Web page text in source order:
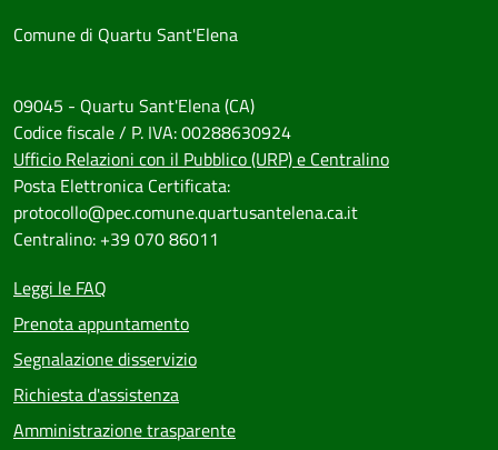
Comune di Quartu Sant'Elena
09045 - Quartu Sant'Elena (CA)
Codice fiscale / P. IVA: 00288630924
Ufficio Relazioni con il Pubblico (URP) e Centralino
Posta Elettronica Certificata:
protocollo@pec.comune.quartusantelena.ca.it
Centralino: +39 070 86011
Leggi le FAQ
Prenota appuntamento
Segnalazione disservizio
Richiesta d'assistenza
Amministrazione trasparente